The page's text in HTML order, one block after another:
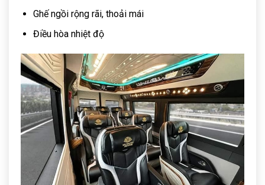
Ghế ngồi rộng rãi, thoải mái
Điều hòa nhiệt độ